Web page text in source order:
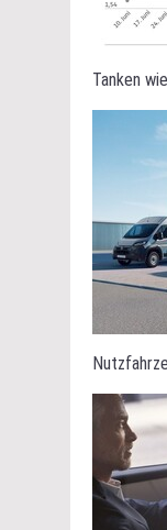
Tanken